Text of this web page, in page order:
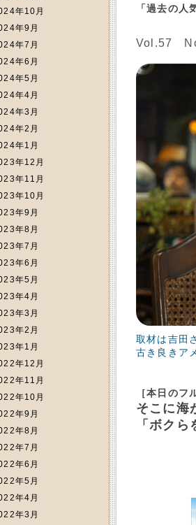
「過去の人
Vol.57
取材は吉田
古き良きア
［本日のフ
そこに海
「ボク
年10月
年9月
年7月
年6月
年5月
年4月
年3月
年2月
年1月
年12月
年11月
年10月
年9月
年8月
年7月
年6月
年5月
年4月
年3月
年2月
年1月
年12月
年11月
年10月
年9月
年8月
年7月
年6月
年5月
年4月
年3月